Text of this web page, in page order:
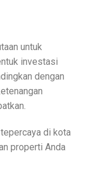
untuk
investasi
dengan
di kota
properti Anda